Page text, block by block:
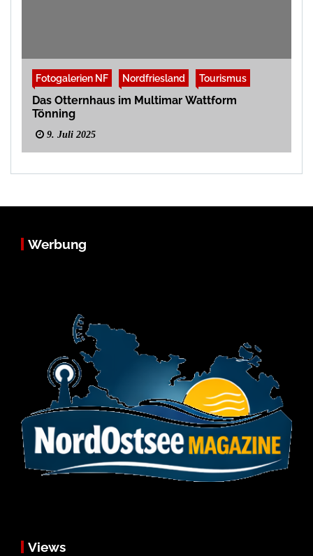
Fotogalerien NF Nordfriesland Tourismus
Das Otternhaus im Multimar Wattform
Tönning
9. Juli 2025
Werbung
Views